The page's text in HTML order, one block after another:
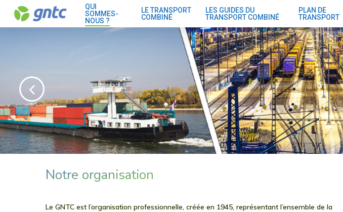
QUI
SOMMES-
NOUS ?
LE TRANSPORT
COMBINÉ
LES GUIDES DU
TRANSPORT COMBINÉ
PLAN DE
TRANSPORT
Notre organisation
LeGNTC est l’organisation professionnelle, créée en 1945, représentant l’ensemble de la